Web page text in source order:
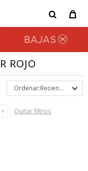
ROJO
Recientes
Quitar filtros